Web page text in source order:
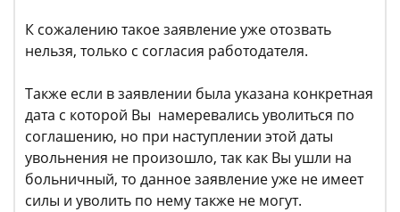
К сожалению такое заявление уже отозвать
нельзя, только с согласия работодателя.
Также если в заявлении была указана конкретная
дата с которой Вы намеревались уволиться по
соглашению, но при наступлении этой даты
увольнения не произошло, так как Вы ушли на
больничный, то данное заявление уже не имеет
силы и уволить по нему также не могут.